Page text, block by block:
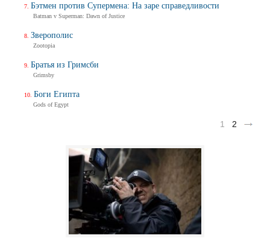
1 2
Бэтмен против Супермена: На заре справедливости
Batman v Superman: Dawn of Justice
Зверополис
Zootopia
Братья из Гримсби
Grimsby
Боги Египта
Gods of Egypt